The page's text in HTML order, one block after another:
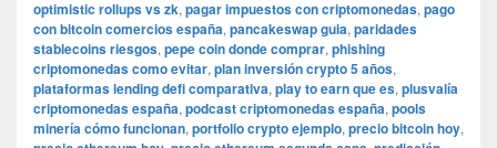
optimistic rollups vs zk, pagar impuestos con criptomonedas, pago
con bitcoin comercios españa, pancakeswap guia, paridades
stablecoins riesgos, pepe coin donde comprar, phishing
criptomonedas como evitar, plan inversión crypto 5 años,
plataformas lending defi comparativa, play to earn que es, plusvalía
criptomonedas españa, podcast criptomonedas españa, pools
minería cómo funcionan, portfolio crypto ejemplo, precio bitcoin hoy,